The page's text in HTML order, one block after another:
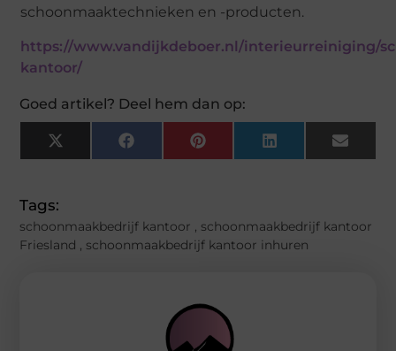
schoonmaaktechnieken en -producten.
https://www.vandijkdeboer.nl/interieurreiniging/
kantoor/
Goed artikel? Deel hem dan op:
X
(Twitter)
FacebookPinterestLinkedInEmail
Tags:
schoonmaakbedrijf kantoor , schoonmaakbedrijf kantoor
Friesland , schoonmaakbedrijf kantoor inhuren